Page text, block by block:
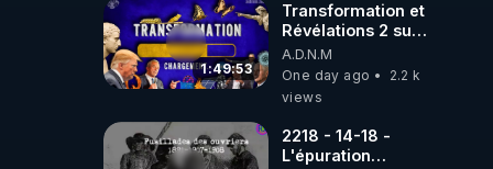
1:49:53
Transformation et
Révélations 2 sur
2 - live du
07/08/26
A.D.N.M
One day ago
2.2 k
views
2218 - 14-18 -
L'épuration